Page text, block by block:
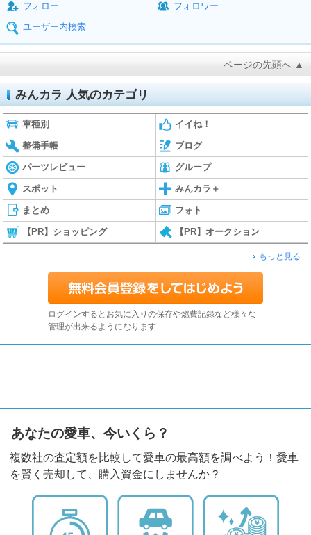
フォロー
フォロワー
ユーザー内検索
ページの先頭へ ▲
みんカラ 人気のカテゴリ
車種別 イイね！
整備手帳 ブログ
パーツレビュー グループ
スポット みんカラ＋
まとめ フォト
【PR】ショッピング 【PR】オークション
もっと見る
ログインするとお気に入りの保存や燃費記録など様々な
管理が出来るようになります
あなたの愛車、今いくら？
複数社の査定額を比較して愛車の最高額を調べよう！愛車
を賢く売却して、購入資金にしませんか？